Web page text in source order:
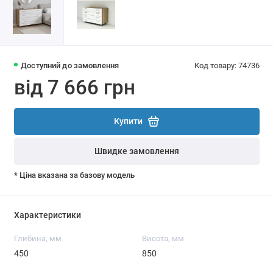
Доступний до замовлення Код товару: 74736
від 7 666 грн
Купити
Швидке замовлення
* Ціна вказана за базову модель
Характеристики
Глибина, мм
450
Висота, мм
850